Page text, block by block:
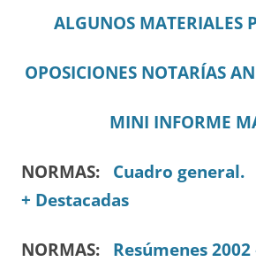
ALGUNOS MATERIALES
OPOSICIONES NOTARÍAS
MINI INFORME
NORMAS: Cuadro general.
+ Destacadas
NORMAS: Resúmenes 2002